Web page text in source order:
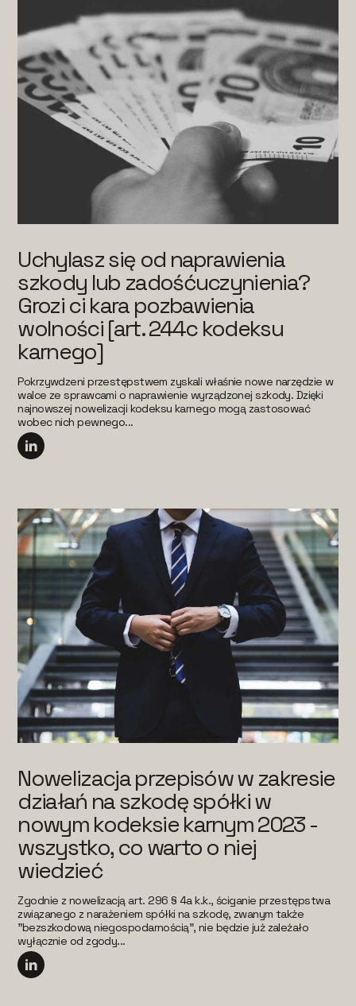
Uchylasz się od naprawienia
szkody lub zadośćuczynienia?
Grozi ci kara pozbawienia
wolności [art. 244c kodeksu
karnego]
Pokrzywdzeni przestępstwem zyskali właśnie nowe narzędzie w
walce ze sprawcami o naprawienie wyrządzonej szkody. Dzięki
najnowszej nowelizacji kodeksu karnego mogą zastosować
wobec nich pewnego...
Nowelizacja przepisów w zakresie
działań na szkodę spółki w
nowym kodeksie karnym 2023 -
wszystko, co warto o niej
wiedzieć
Zgodnie z nowelizacją art. 296 § 4a k.k., ściganie przestępstwa
związanego z narażeniem spółki na szkodę, zwanym także
"bezszkodową niegospodarnością", nie będzie już zależało
wyłącznie od zgody...